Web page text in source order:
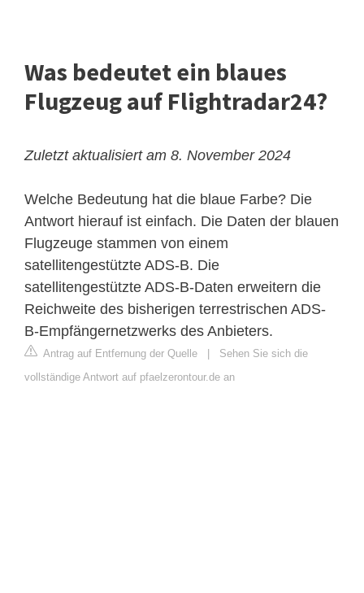
Was bedeutet ein blaues
Flugzeug auf Flightradar24?
Zuletzt aktualisiert am 8. November 2024
Welche Bedeutung hat die blaue Farbe? Die
Antwort hierauf ist einfach. Die Daten der blauen
Flugzeuge stammen von einem
satellitengestützte ADS-B. Die
satellitengestützte ADS-B-Daten erweitern die
Reichweite des bisherigen terrestrischen ADS-
B-Empfängernetzwerks des Anbieters.
Antrag auf Entfernung der Quelle
Sehen Sie sich die
vollständige Antwort auf pfaelzerontour.de an